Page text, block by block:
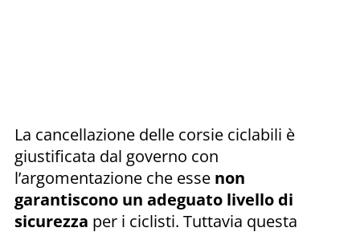
La cancellazione delle corsie ciclabili è
giustificata dal governo con
l’argomentazione che esse non
garantiscono un adeguato livello di
sicurezza per i ciclisti. Tuttavia questa